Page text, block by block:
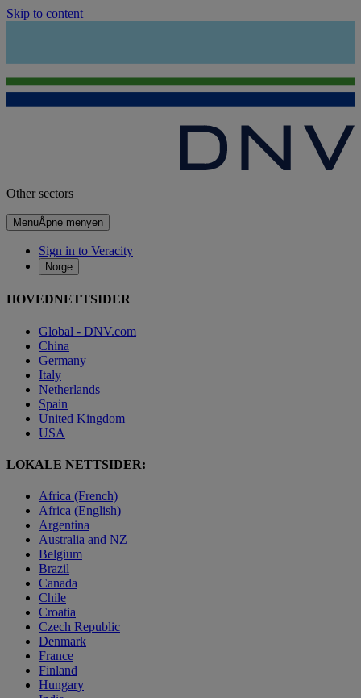
Skip to content
Other sectors
MenuÅpne menyen
Sign in to Veracity
Norge
HOVEDNETTSIDER
Global - DNV.com
China
Germany
Italy
Netherlands
Spain
United Kingdom
USA
LOKALE NETTSIDER:
Africa (French)
Africa (English)
Argentina
Australia and NZ
Belgium
Brazil
Canada
Chile
Croatia
Czech Republic
Denmark
France
Finland
Hungary